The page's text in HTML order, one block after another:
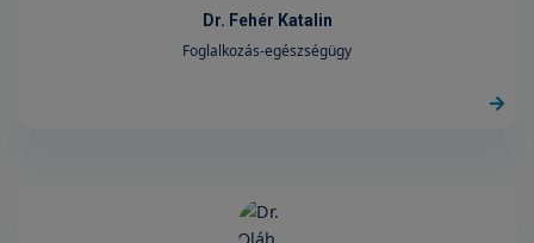
Dr. Fehér Katalin
Foglalkozás-egészségügy